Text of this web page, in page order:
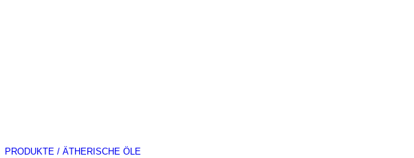
PRODUKTE / ÄTHERISCHE ÖLE